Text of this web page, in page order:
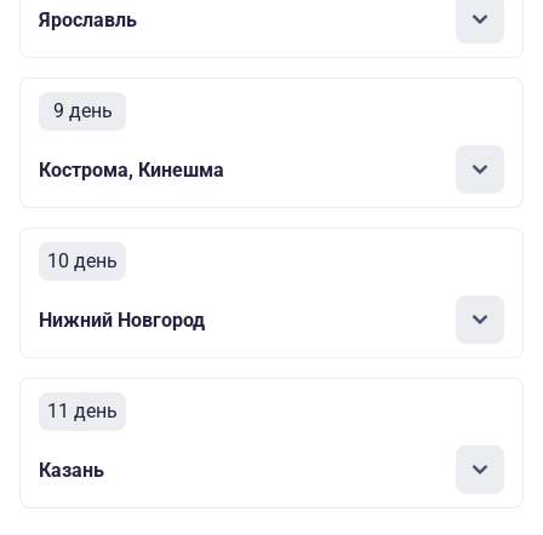
Ярославль
9 день
Кострома, Кинешма
10 день
Нижний Новгород
11 день
Казань